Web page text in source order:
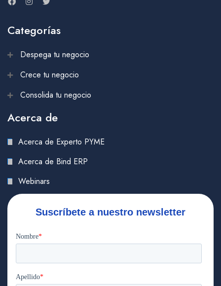
Categorías
Despega tu negocio
Crece tu negocio
Consolida tu negocio
Acerca de
Acerca de Experto PYME
Acerca de Bind ERP
Webinars
Suscríbete a nuestro newsletter